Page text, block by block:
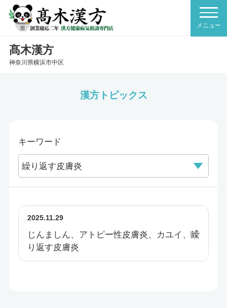
髙木漢方
神奈川県横浜市中区
漢方トピックス
キーワード
2025.11.29
じんましん、アトピー性皮膚炎、カユイ、繰
り返す皮膚炎